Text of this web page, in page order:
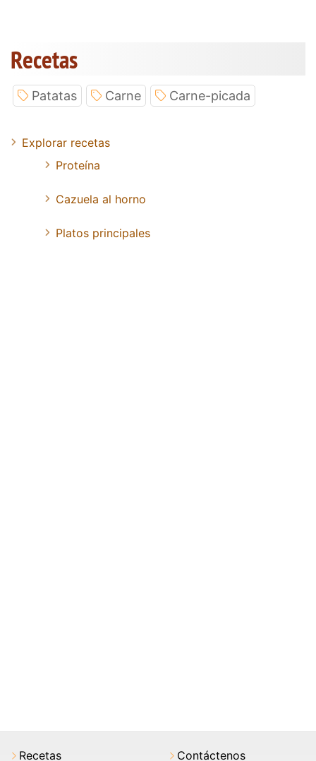
Recetas
Patatas Carne Carne-picada
Explorar recetas
Proteína
Cazuela al horno
Platos principales
Recetas Contáctenos